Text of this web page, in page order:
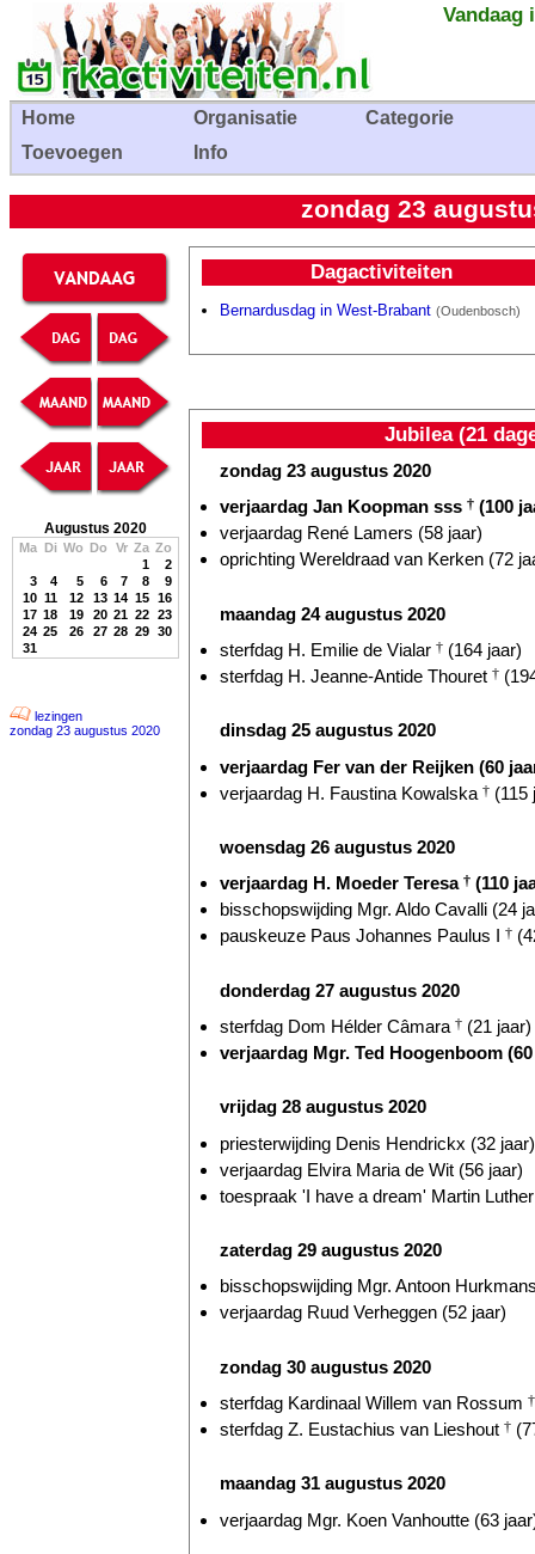
Vandaag
Home Organisatie
Categorie
Toevoegen
Info
zondag 23
Augustus 2020
Ma Di Wo Do Vr Za Zo
1
2
3
4 5 6 7 8
9
10 11 12 13 14 15 16
17 18 19 20 21 22 23
24 25 26 27 28 29 30
31
lezingen
zondag 23 augustus 2020
Dagactiviteiten
Bernardusdag in West-Brabant (Oudenbosch)
Jubilea (21
zondag 23 augustus 2020
verjaardag Jan Koopman sss † (100
verjaardag René Lamers (58 jaar)
oprichting Wereldraad van Kerken (72
maandag 24 augustus 2020
sterfdag H. Emilie de Vialar † (164 jaar)
sterfdag H. Jeanne-Antide Thouret †
dinsdag 25 augustus 2020
verjaardag Fer van der Reijken (60
verjaardag H. Faustina Kowalska † (115
woensdag 26 augustus 2020
verjaardag H. Moeder Teresa † (110
bisschopswijding Mgr. Aldo Cavalli (24
pauskeuze Paus Johannes Paulus I †
donderdag 27 augustus 2020
sterfdag Dom Hélder Câmara † (21 jaar)
verjaardag Mgr. Ted Hoogenboom
vrijdag 28 augustus 2020
priesterwijding Denis Hendrickx (32 jaar)
verjaardag Elvira Maria de Wit (56 jaar)
toespraak 'I have a dream' Martin
zaterdag 29 augustus 2020
bisschopswijding Mgr. Antoon
verjaardag Ruud Verheggen (52 jaar)
zondag 30 augustus 2020
sterfdag Kardinaal Willem van Rossum †
sterfdag Z. Eustachius van Lieshout †
maandag 31 augustus 2020
verjaardag Mgr. Koen Vanhoutte (63